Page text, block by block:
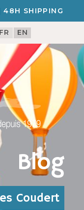
48H SHIPPING
FR EN
Blog
Coudert